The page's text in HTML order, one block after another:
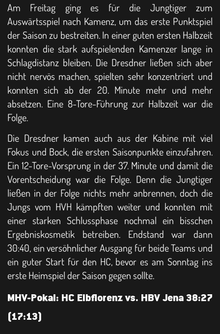
Am Freitag ging es für die Jungtiger zum
Auswärtsspiel nach Kamenz, um das erste Punktspiel
der Saison zu bestreiten. In einer guten ersten Halbzeit
konnten die stark aufspielenden Kamenzer lange in
Schlagdistanz bleiben. Die Dresdner ließen sich aber
nicht nervös machen, spielten sehr konzentriert und
konnten sich ab der 20. Minute mehr und mehr
absetzen. Eine 8-Tore-Führung zur Halbzeit war die
Folge.
Die Dresdner kamen auch aus der Kabine mit viel
Fokus und Bock, die ersten Saisonpunkte einzufahren.
Ein 12-Tore-Vorsprung in der 37. Minute und damit die
Vorentscheidung war die Folge. Denn die Jungtiger
ließen in der Folge nichts mehr anbrennen, doch die
Jungs vom HVH kämpften weiter und konnten mit
einer starken Schlussphase nochmal ein bisschen
Ergebniskosmetik betreiben. Endstand war dann
30:40, ein versöhnlicher Ausgang für beide Teams und
ein guter Start für den HC, bevor es am Sonntag ins
erste Heimspiel der Saison gegen sollte.
MHV-Pokal: HC Elbflorenz vs. HBV Jena 38:27
(17:13)